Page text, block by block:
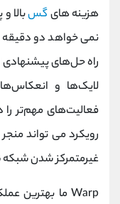
هزینه هایگسبالا
نمی خواهد دو دقیقه
راه حل‌های
لایک‌ها و انعکاس‌ها
فعالیت‌های مهم‌تر را
رویکرد می تواند
غیرمتمرکز شدن